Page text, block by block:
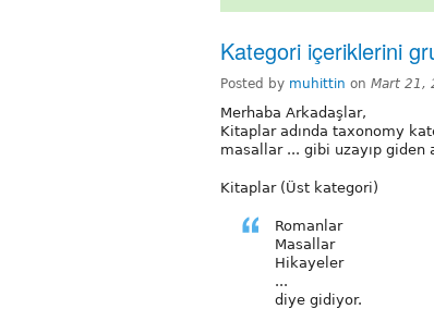
Kategori içeriklerini
Posted by muhittin on Mart 21,
Merhaba Arkadaşlar,
Kitaplar adında taxonomy
masallar ... gibi uzayıp
Kitaplar (Üst kategori)
Romanlar
Masallar
Hikayeler
...
diye gidiyor.